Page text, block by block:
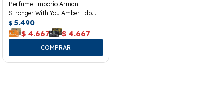
Perfume Emporio Armani
Stronger With You Amber Edp
100 Ml.
$ 5.490
$ 4.667 $ 4.667